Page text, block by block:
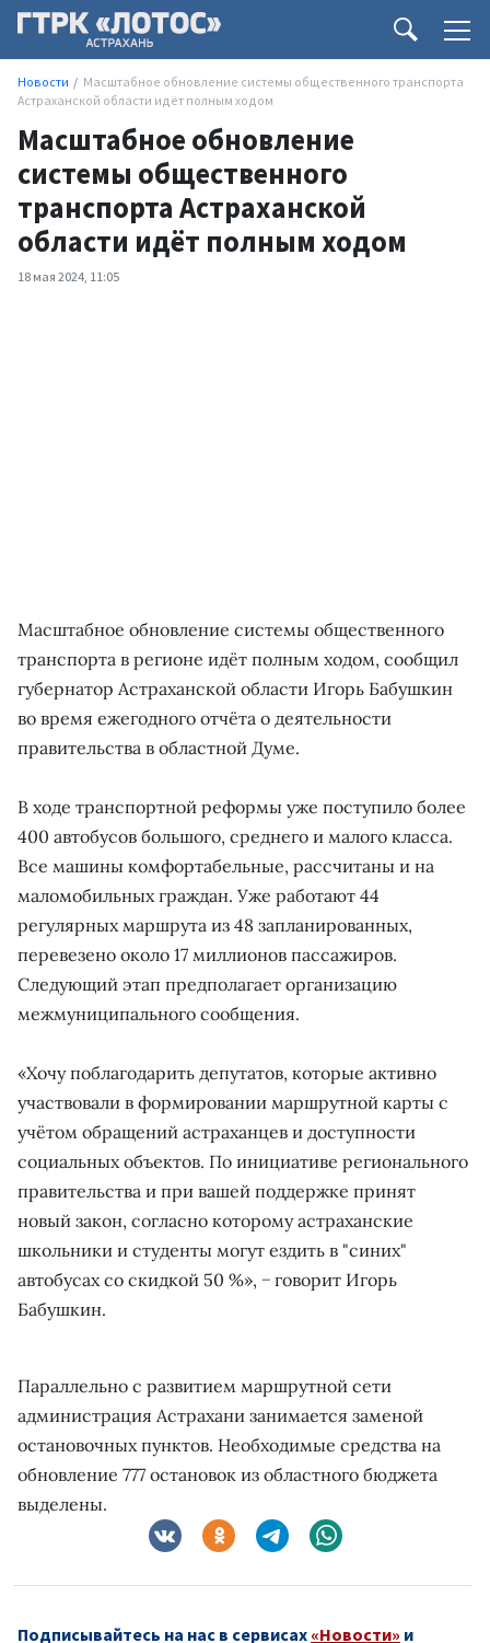
Новости
Масштабное обновление системы общественного транспорта
Астраханской области идёт полным ходом
Масштабное обновление
системы общественного
транспорта Астраханской
области идёт полным ходом
18 мая 2024, 11:05
Масштабное обновление системы общественного
транспорта в регионе идёт полным ходом, сообщил
губернатор Астраханской области Игорь Бабушкин
во время ежегодного отчёта о деятельности
правительства в областной Думе.
В ходе транспортной реформы уже поступило более
400 автобусов большого, среднего и малого класса.
Все машины комфортабельные, рассчитаны и на
маломобильных граждан. Уже работают 44
регулярных маршрута из 48 запланированных,
перевезено около 17 миллионов пассажиров.
Следующий этап предполагает организацию
межмуниципального сообщения.
«Хочу поблагодарить депутатов, которые активно
участвовали в формировании маршрутной карты с
учётом обращений астраханцев и доступности
социальных объектов. По инициативе регионального
правительства и при вашей поддержке принят
новый закон, согласно которому астраханские
школьники и студенты могут ездить в "синих"
автобусах со скидкой 50 %», − говорит Игорь
Бабушкин.
Параллельно с развитием маршрутной сети
администрация Астрахани занимается заменой
остановочных пунктов. Необходимые средства на
обновление 777 остановок из областного бюджета
выделены.
Подписывайтесь на нас в сервисах «Новости» и